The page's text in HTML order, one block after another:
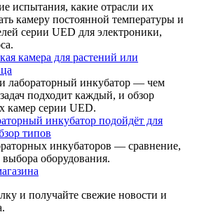
испытания, какие отрасли их
камеру постоянной температуры и
серии UED для электроники,
камера для растений или
лабораторный инкубатор — чем
подходит каждый, и обзор
камер серии UED.
инкубатор подойдёт для
типов
инкубаторов — сравнение,
оборудования.
и получайте свежие новости и